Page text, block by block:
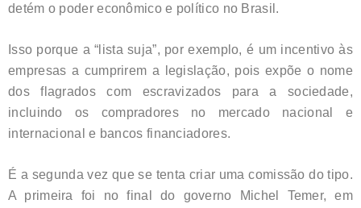
detém o poder econômico e político no Brasil.
Isso porque a “lista suja”, por exemplo, é um incentivo às
empresas a cumprirem a legislação, pois expõe o nome
dos flagrados com escravizados para a sociedade,
incluindo os compradores no mercado nacional e
internacional e bancos financiadores.
É a segunda vez que se tenta criar uma comissão do tipo.
A primeira foi no final do governo Michel Temer, em